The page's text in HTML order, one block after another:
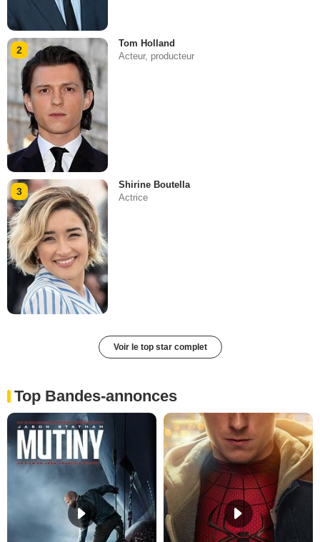
2
Tom Holland
Acteur, producteur
3
Shirine Boutella
Actrice
Voir le top star complet
Top Bandes-annonces